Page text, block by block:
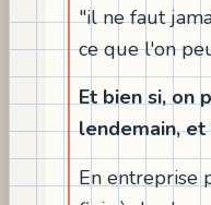
"il ne faut
ce que l'on
Et bien si, on
lendemain,
En entreprise